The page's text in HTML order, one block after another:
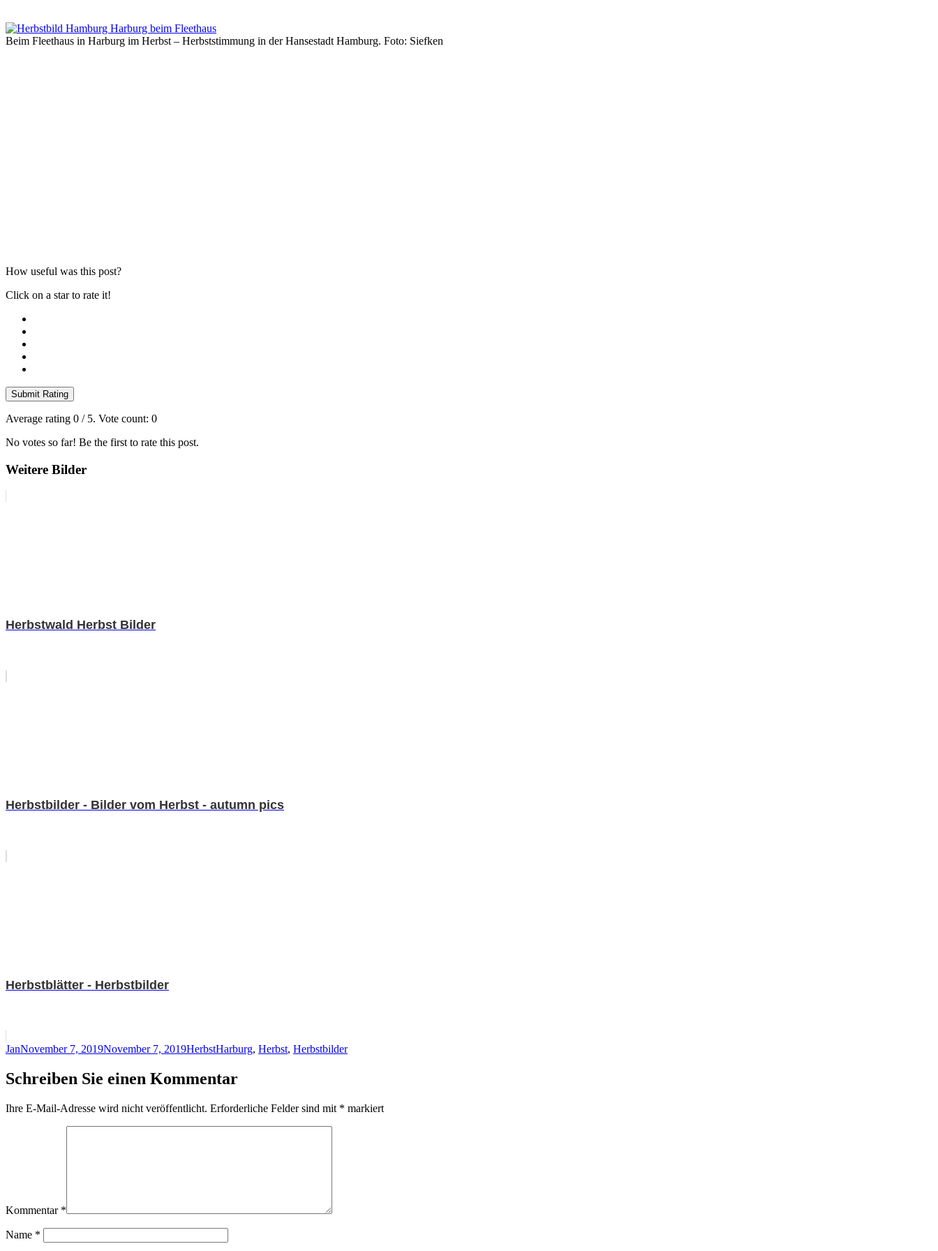
Beim Fleethaus in Harburg im Herbst – Herbststimmung in der Hansestadt Hamburg. Foto: Siefken
How useful was this post?
Click on a star to rate it!
Submit Rating
Average rating 0 / 5. Vote count: 0
No votes so far! Be the first to rate this post.
Weitere Bilder
Herbstwald Herbst Bilder
Herbstbilder - Bilder vom Herbst - autumn pics
Herbstblätter - Herbstbilder
Autor
JanVeröffentlicht
November 7, 2019November 7, 2019Kategorien
HerbstSchlagwörter
Harburg, Herbst, Herbstbilder
Schreiben Sie einen Kommentar
Ihre E-Mail-Adresse wird nicht veröffentlicht. Erforderliche Felder sind mit * markiert
Kommentar *
Name *